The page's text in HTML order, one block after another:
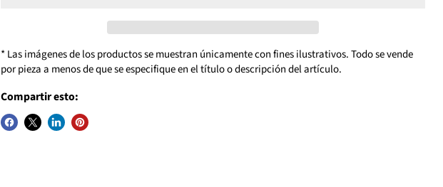
* Las imágenes de los productos se muestran únicamente con fines ilustrativos. Todo se vende
por pieza a menos de que se especifique en el título o descripción del artículo.
Compartir esto: